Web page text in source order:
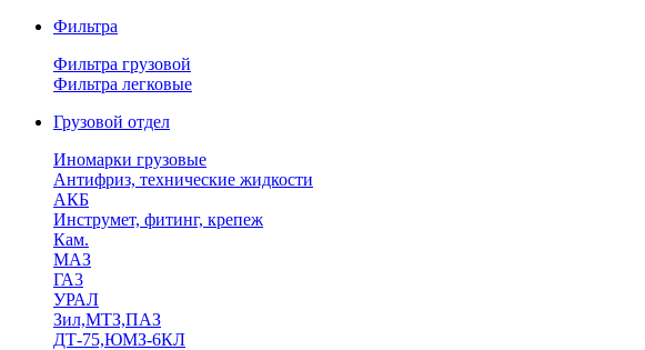
Фильтра
Фильтра грузовой
Фильтра легковые
Грузовой отдел
Иномарки грузовые
Антифриз, технические жидкости
АКБ
Инструмет, фитинг, крепеж
Кам.
МАЗ
ГА3
УРАЛ
Зил,МТЗ,ПАЗ
ДТ-75,ЮМЗ-6КЛ